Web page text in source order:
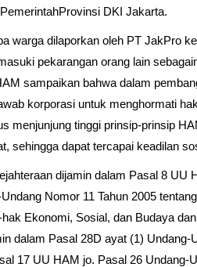
DKI Jakarta.
warga dilaporkan oleh PT JakPro
pekarangan orang lain
sampaikan bahwa dalam
korporasi untuk menghormati
menjunjung tinggi prinsip-prinsip
sehingga dapat tercapai keadilan
dijamin dalam Pasal 8 UU
Nomor 11 Tahun 2005
Ekonomi, Sosial, dan Budaya
dalam Pasal 28D ayat (1) Undang-
17 UU HAM jo. Pasal 26 Undang-